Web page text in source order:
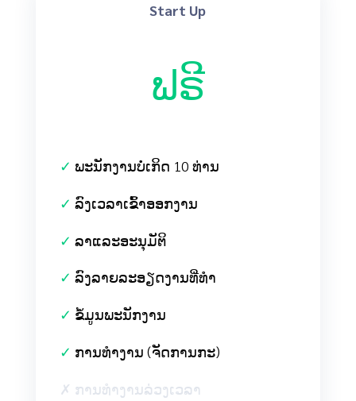
Start Up
ຟຣີ
✓ ພະນັກງານບໍ່ເກິດ 10 ທ່ານ
✓ ລົງເວລາເຂົ້າອອກງານ
✓ ລາແລະອະນຸມັຕິ
✓ ລົງລາຍລະອຽດງານທີ່ທໍາ
✓ ຂໍ້ມູນພະນັກງານ
✓ ການທຳງານ (ຈັດການກະ)
✗ ການທຳງານລ່ວງເວລາ